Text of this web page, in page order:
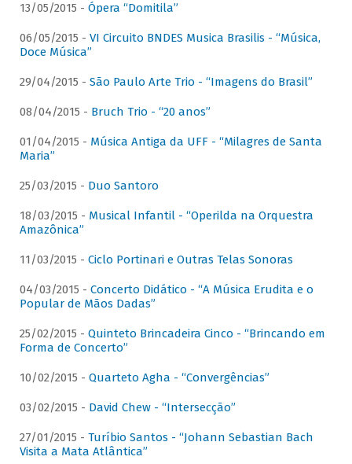
13/05/2015 - Ópera “Domitila”
06/05/2015 - VI Circuito BNDES Musica Brasilis - “Música,
Doce Música”
29/04/2015 - São Paulo Arte Trio - “Imagens do Brasil”
08/04/2015 - Bruch Trio - “20 anos”
01/04/2015 - Música Antiga da UFF - “Milagres de Santa
Maria”
25/03/2015 - Duo Santoro
18/03/2015 - Musical Infantil - “Operilda na Orquestra
Amazônica”
11/03/2015 - Ciclo Portinari e Outras Telas Sonoras
04/03/2015 - Concerto Didático - “A Música Erudita e o
Popular de Mãos Dadas”
25/02/2015 - Quinteto Brincadeira Cinco - “Brincando em
Forma de Concerto”
10/02/2015 - Quarteto Agha - “Convergências”
03/02/2015 - David Chew - “Intersecção”
27/01/2015 - Turíbio Santos - “Johann Sebastian Bach
Visita a Mata Atlântica”